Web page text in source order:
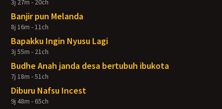
3j 27m - 20ch
Banjir pun Melanda
8j 16m - 11ch
Bapakku Ingin Nyusu Lagi
3j 55m - 21ch
Budhe Anah janda desa bertubuh ibukota
7j 18m - 51ch
Diburu Nafsu Incest
9j 48m - 65ch